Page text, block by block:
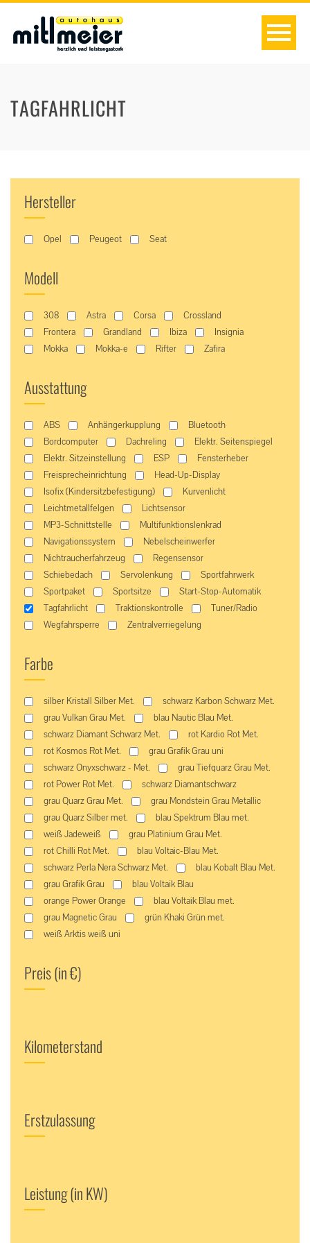
TAGFAHRLICHT
Hersteller
Opel Peugeot Seat
Modell
308 Astra Corsa
Crossland
Frontera
Grandland Ibiza
Insignia
Mokka
Mokka-e Rifter Zafira
Ausstattung
ABS Anhängerkupplung
Bluetooth
Bordcomputer
Dachreling
Elektr. Seitenspiegel
Elektr. Sitzeinstellung
ESP
Fensterheber
Freisprecheinrichtung
Head-Up-Display
Isofix (Kindersitzbefestigung)
Kurvenlicht
Leichtmetallfelgen
Lichtsensor
MP3-Schnittstelle
Multifunktionslenkrad
Navigationssystem
Nebelscheinwerfer
Nichtraucherfahrzeug
Regensensor
Schiebedach
Servolenkung
Sportfahrwerk
Sportpaket
Sportsitze
Start-Stop-Automatik
Tagfahrlicht
Traktionskontrolle
Tuner/Radio
Wegfahrsperre
Zentralverriegelung
Farbe
silber Kristall Silber Met.
schwarz Karbon Schwarz Met.
grau Vulkan Grau Met.
blau Nautic Blau Met.
schwarz Diamant Schwarz Met.
rot Kardio Rot Met.
rot Kosmos Rot Met.
grau Grafik Grau uni
schwarz Onyxschwarz - Met.
grau Tiefquarz Grau Met.
rot Power Rot Met.
schwarz Diamantschwarz
grau Quarz Grau Met.
grau Mondstein Grau Metallic
grau Quarz Silber met.
blau Spektrum Blau met.
weiß Jadeweiß
grau Platinium Grau Met.
rot Chilli Rot Met.
blau Voltaic-Blau Met.
schwarz Perla Nera Schwarz Met.
blau Kobalt Blau Met.
grau Grafik Grau
blau Voltaik Blau
orange Power Orange
blau Voltaik Blau met.
grau Magnetic Grau
grün Khaki Grün met.
weiß Arktis weiß uni
Preis (in €)
Kilometerstand
Erstzulassung
Leistung (in KW)